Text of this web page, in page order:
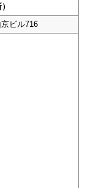
ビル716